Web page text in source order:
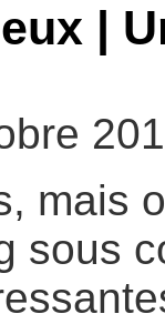
|
mais
sous